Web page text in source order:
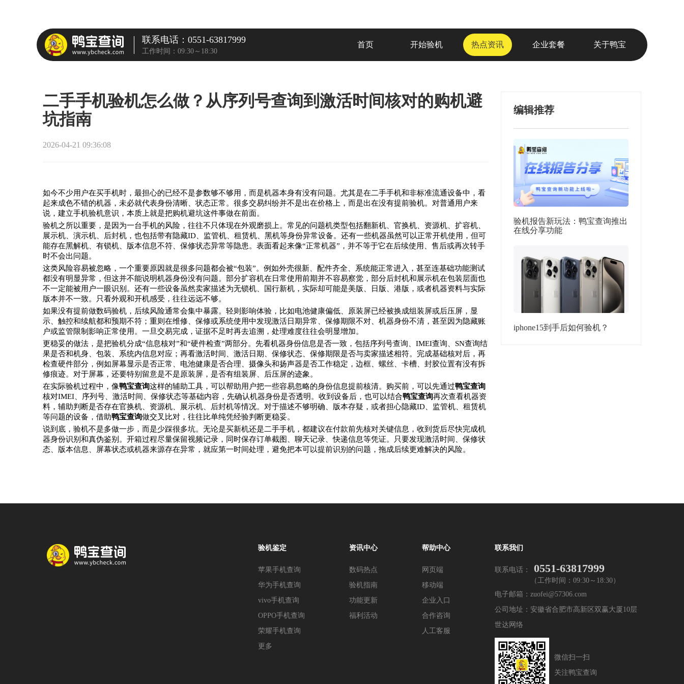
联系电话：0551-63817999
工作时间：09:30～18:30
首页 开始验机 热点资讯 企业套餐 关于鸭宝
二手手机验机怎么做？从序列号查询到激活时间核对的购机避
坑指南
2026-04-21 09:36:08
如今不少用户在买手机时，最担心的已经不是参数够不够用，而是机器本身有没有问题。尤其是在二手手机和非标准流通设备中，看
起来成色不错的机器，未必就代表身份清晰、状态正常。很多交易纠纷并不是出在价格上，而是出在没有提前验机。对普通用户来
说，建立手机验机意识，本质上就是把购机避坑这件事做在前面。
验机之所以重要，是因为一台手机的风险，往往不只体现在外观磨损上。常见的问题机类型包括翻新机、官换机、资源机、扩容机、
展示机、演示机、后封机，也包括带有隐藏ID、监管机、租赁机、黑机等身份异常设备。还有一些机器虽然可以正常开机使用，但可
能存在黑解机、有锁机、版本信息不符、保修状态异常等隐患。表面看起来像“正常机器”，并不等于它在后续使用、售后或再次转手
时不会出问题。
这类风险容易被忽略，一个重要原因就是很多问题都会被“包装”。例如外壳很新、配件齐全、系统能正常进入，甚至连基础功能测试
都没有明显异常，但这并不能说明机器身份没有问题。部分扩容机在日常使用前期并不容易察觉，部分后封机和展示机在包装层面也
不一定能被用户一眼识别。还有一些设备虽然卖家描述为无锁机、国行新机，实际却可能是美版、日版、港版，或者机器资料与实际
版本并不一致。只看外观和开机感受，往往远远不够。
如果没有提前做数码验机，后续风险通常会集中暴露。轻则影响体验，比如电池健康偏低、原装屏已经被换成组装屏或后压屏，显
示、触控和续航都和预期不符；重则在维修、保修或系统使用中发现激活日期异常、保修期限不对、机器身份不清，甚至因为隐藏账
户或监管限制影响正常使用。一旦交易完成，证据不足时再去追溯，处理难度往往会明显增加。
更稳妥的做法，是把验机分成“信息核对”和“硬件检查”两部分。先看机器身份信息是否一致，包括序列号查询、IMEI查询、SN查询结
果是否和机身、包装、系统内信息对应；再看激活时间、激活日期、保修状态、保修期限是否与卖家描述相符。完成基础核对后，再
检查硬件部分，例如屏幕显示是否正常、电池健康是否合理、摄像头和扬声器是否工作稳定，边框、螺丝、卡槽、封胶位置有没有拆
修痕迹。对于屏幕，还要特别留意是不是原装屏，是否有组装屏、后压屏的迹象。
在实际验机过程中，像鸭宝查询这样的辅助工具，可以帮助用户把一些容易忽略的身份信息提前核清。购买前，可以先通过鸭宝查询
核对IMEI、序列号、激活时间、保修状态等基础内容，先确认机器身份是否透明。收到设备后，也可以结合鸭宝查询再次查看机器资
料，辅助判断是否存在官换机、资源机、展示机、后封机等情况。对于描述不够明确、版本存疑，或者担心隐藏ID、监管机、租赁机
等问题的设备，借助鸭宝查询做交叉比对，往往比单纯凭经验判断更稳妥。
说到底，验机不是多做一步，而是少踩很多坑。无论是买新机还是二手手机，都建议在付款前先核对关键信息，收到货后尽快完成机
器身份识别和真伪鉴别。开箱过程尽量保留视频记录，同时保存订单截图、聊天记录、快递信息等凭证。只要发现激活时间、保修状
态、版本信息、屏幕状态或机器来源存在异常，就应第一时间处理，避免把本可以提前识别的问题，拖成后续更难解决的风险。
编辑推荐
验机报告新玩法：鸭宝查询推出
在线分享功能
iphone15到手后如何验机？
验机鉴定
苹果手机查询
华为手机查询
vivo手机查询
OPPO手机查询
荣耀手机查询
更多
资讯中心
数码热点
验机指南
功能更新
福利活动
帮助中心
网页端
移动端
企业入口
合作咨询
人工客服
联系我们
联系电话： 0551-63817999
（工作时间：09:30～18:30）
电子邮箱：zuofei@57306.com
公司地址：安徽省合肥市高新区双赢大厦10层
世达网络
微信扫一扫
关注鸭宝查询